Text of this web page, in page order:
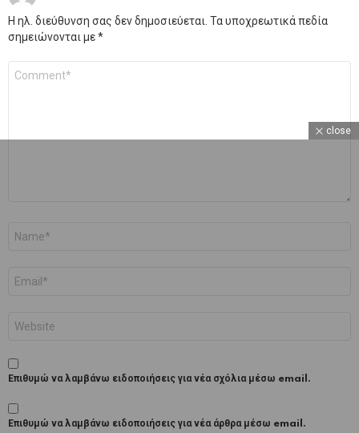
Η ηλ. διεύθυνση σας δεν δημοσιεύεται. Τα υποχρεωτικά πεδία
σημειώνονται με*
Επιθυμώ να λαμβάνω ειδοποιήσεις για νέα σχόλια μέσω email.
Επιθυμώ να λαμβάνω ειδοποιήσεις για νέα άρθρα μέσω email.
close